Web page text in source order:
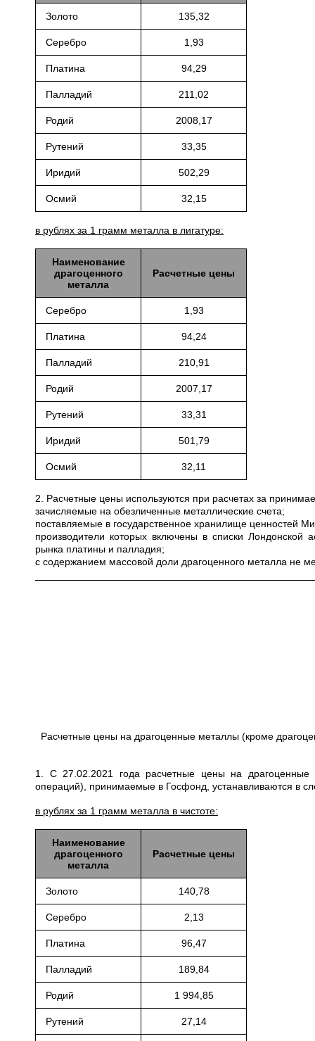
Золото 135,32
Серебро 1,93
Платина 94,29
Палладий 211,02
Родий 2008,17
Рутений 33,35
Иридий 502,29
Осмий 32,15
в рублях за 1 грамм металла в лигатуре:
Наименование
драгоценного
металла
Расчетные цены
Серебро 1,93
Платина 94,24
Палладий 210,91
Родий 2007,17
Рутений 33,31
Иридий 501,79
Осмий 32,11
2. Расчетные цены используются при расчетах за
зачисляемые на обезличенные металлические счета;
поставляемые в государственное хранилище ценностей
производители которых включены в списки Лондонской
рынка платины и палладия;
с содержанием массовой доли драгоценного металла не
Расчетные цены на драгоценные металлы (кроме
1. С 27.02.2021 года расчетные цены на драгоценные
операций), принимаемые в Госфонд, устанавливаются в
в рублях за 1 грамм металла в чистоте:
Наименование
драгоценного
металла
Расчетные цены
Золото 140,78
Серебро 2,13
Платина 96,47
Палладий 189,84
Родий 1 994,85
Рутений 27,14